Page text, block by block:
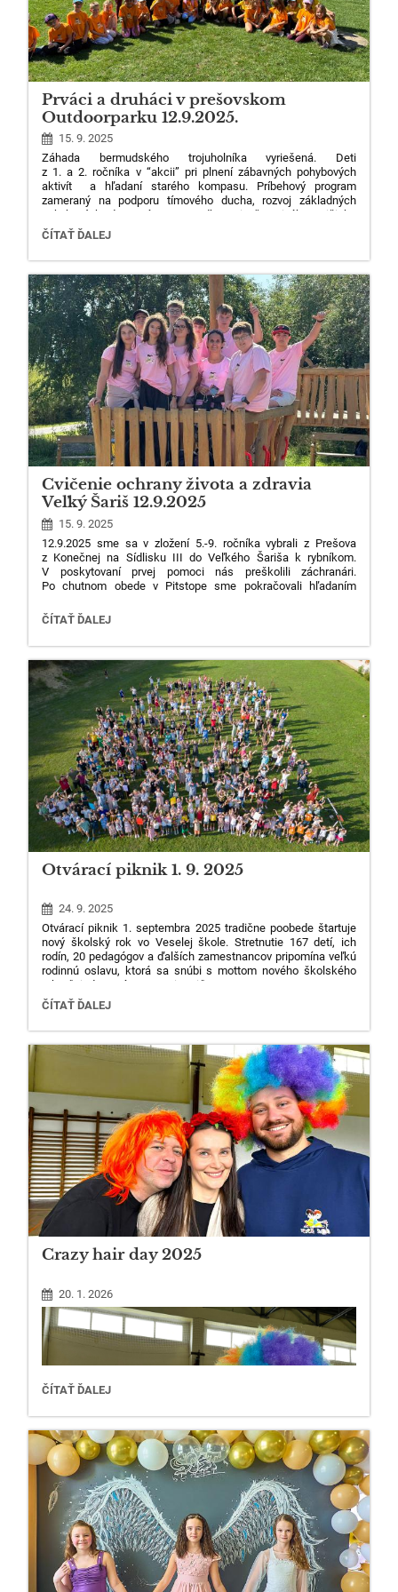
Oznámenie výsledkov volieb konaných 1. 4. 2026
Zoznam zvolených kandidátovza jednotlivé kategórie:
zákonní zástupcovia:Ing. Lea Hajduková,Zuzana
Bielousová,
Mgr. Jana Nehilová,Mgr. Viktória Norko
Marková, DiS. art.
zamestnanci:Mgr. Lenka Figurová,
Takáčová,
Ferebným zjednotením naprieč vekovej rozmanitosti sa nám
podarilo vytvoriť celé farebné spektrum k téme “ zjednotenia
v rozmanitosti”počas dvoch dní prvého spoločného týždňa
v roku.
1
107
Prváci a druháci v prešovskom
Outdoorparku 12.9.2025.
15. 9. 2025
Záhada bermudského trojuholníka vyriešená. Deti
z 1. a 2. ročníka v “akcii” pri plnení zábavných pohybových
aktivít ️ a hľadaní starého kompasu. Príbehový program
zameraný na podporu tímového ducha, rozvoj základných
pohybových zdatností a sprostredkovanie, čo najzábavnejšieho
zážitku bol súčasťou programu Ochrany života a zdravia detí
v prešovskom Outdoorparku.
PRVÁCI
DRUHÁCI
V
PREŠOVSKOM
OUTDOORPARKU
12.9.2025.
ČÍTAŤ ĎALEJ
Cvičenie ochrany života a zdravia
Veľký Šariš 12.9.2025
15. 9. 2025
12.9.2025 sme sa v zložení 5.-9. ročníka vybrali z Prešova
z Konečnej na Sídlisku III do Veľkého Šariša k rybníkom.
V poskytovaní prvej pomoci nás preškolili záchranári.
Po chutnom obede v Pitstope sme pokračovali hľadaním
prírodné prostredie okolia rybníkov sme si naplno užili.
Nezabudnuteľný deň :-)
CVIČENIE
ŽIVOTA
A
ZDRAVIA
VEĽKÝ
ŠARIŠ
12.9.2025:
ČÍTAŤ ĎALEJ
Otvárací piknik 1. 9. 2025
24. 9. 2025
Otvárací piknik 1. septembra 2025 tradične poobede štartuje
nový školský rok vo Veselej škole. Stretnutie 167 detí, ich
rodín, 20 pedagógov a ďalších zamestnancov pripomína veľkú
rodinnú oslavu, ktorá sa snúbi s mottom nového školského
roka: "Zjednotení v rozmanitosti."
OTVÁRACÍ
1.
9.
ČÍTAŤ ĎALEJ
Crazy hair day 2025
20. 1. 2026
CRAZY
DAY
2025:
ČÍTAŤ ĎALEJ